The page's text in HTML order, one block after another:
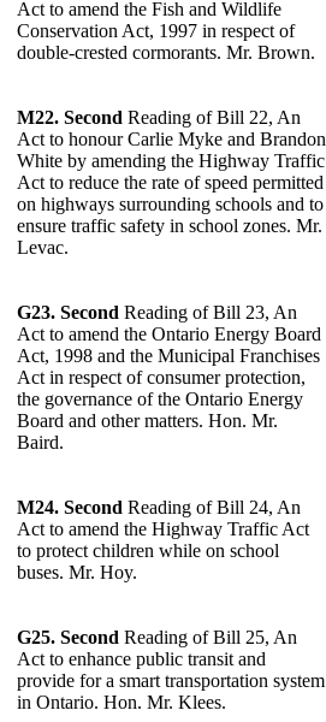
Act to amend the Fish and Wildlife
Conservation Act, 1997 in respect of
double-crested cormorants. Mr. Brown.
M22. Second Reading of Bill 22, An
Act to honour Carlie Myke and Brandon
White by amending the Highway Traffic
Act to reduce the rate of speed permitted
on highways surrounding schools and to
ensure traffic safety in school zones. Mr.
Levac.
G23. Second Reading of Bill 23, An
Act to amend the Ontario Energy Board
Act, 1998 and the Municipal Franchises
Act in respect of consumer protection,
the governance of the Ontario Energy
Board and other matters. Hon. Mr.
Baird.
M24. Second Reading of Bill 24, An
Act to amend the Highway Traffic Act
to protect children while on school
buses. Mr. Hoy.
G25. Second Reading of Bill 25, An
Act to enhance public transit and
provide for a smart transportation system
in Ontario. Hon. Mr. Klees.